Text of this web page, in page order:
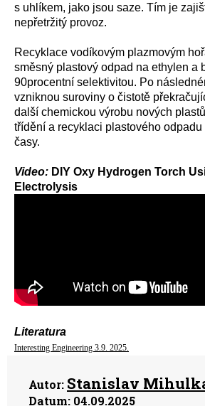
s uhlíkem, jako jsou saze. Tím je
nepřetržitý provoz.
Recyklace vodíkovým plazmovým
směsný plastový odpad na ethylen a
90procentní selektivitou. Po
vzniknou suroviny o čistotě
další chemickou výrobu nových
třídění a recyklaci plastového
časy.
Video: DIY Oxy Hydrogen Torch
Electrolysis
Literatura
Interesting Engineering 3.9. 2025.
Autor: Stanislav
Datum: 04.09.2025